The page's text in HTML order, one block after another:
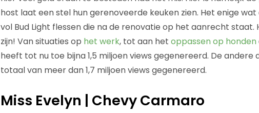
host laat een stel hun gerenoveerde keuken zien. Het enige
vol Bud Light flessen die na de renovatie op het aanrecht staat.
zijn! Van situaties op het werk, tot aan het oppassen op honden
heeft tot nu toe bijna 1,5 miljoen views gegenereerd. De
totaal van meer dan 1,7 miljoen views gegenereerd.
Miss Evelyn | Chevy Carmaro